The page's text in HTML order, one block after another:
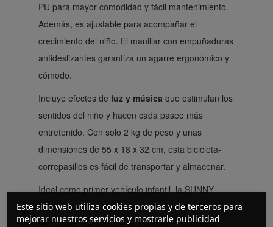
PU para mayor comodidad y fácil mantenimiento.
Además, es ajustable para acompañar el
crecimiento del niño. El manillar con empuñaduras
antideslizantes garantiza un agarre ergonómico y
cómodo.
Incluye efectos de luz y música que estimulan los
sentidos del niño y hacen cada paseo más
entretenido. Con solo 2 kg de peso y unas
dimensiones de 55 x 18 x 32 cm, esta bicicleta-
correpasillos es fácil de transportar y almacenar.
Ideal como primer vehículo infantil, la SUNNY
ROAD es una gran aliada para el desarrollo
temprano, con un diseño atractivo y funcional.
Este sitio web utiliza cookies propias y de terceros para
mejorar nuestros servicios y mostrarle publicidad